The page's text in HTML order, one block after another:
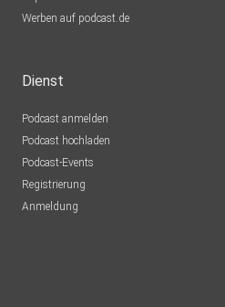
Werben auf podcast.de
Dienst
Podcast anmelden
Podcast hochladen
Podcast-Events
Registrierung
Anmeldung